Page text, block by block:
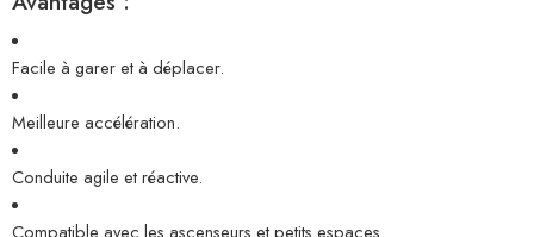
Facile à garer et à déplacer.
Meilleure accélération.
Conduite agile et réactive.
Compatible avec les ascenseurs et petits espaces.